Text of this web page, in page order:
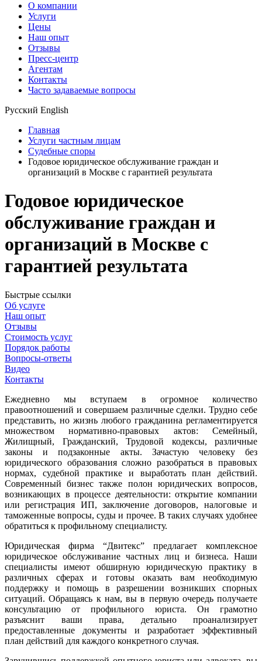
О компании
Услуги
Цены
Наш опыт
Отзывы
Пресс-центр
Агентам
Контакты
Часто задаваемые вопросы
Русский English
Главная
Услуги частным лицам
Судебные споры
Годовое юридическое обслуживание граждан и
организаций в Москве с гарантией результата
Годовое юридическое
обслуживание граждан и
организаций в Москве с
гарантией результата
Быстрые ссылки
Об услуге
Наш опыт
Отзывы
Стоимость услуг
Порядок работы
Вопросы-ответы
Видео
Контакты
Ежедневно мы вступаем в огромное количество
правоотношений и совершаем различные сделки. Трудно себе
представить, но жизнь любого гражданина регламентируется
множеством нормативно-правовых актов: Семейный,
Жилищный, Гражданский, Трудовой кодексы, различные
законы и подзаконные акты. Зачастую человеку без
юридического образования сложно разобраться в правовых
нормах, судебной практике и выработать план действий.
Современный бизнес также полон юридических вопросов,
возникающих в процессе деятельности: открытие компании
или регистрация ИП, заключение договоров, налоговые и
таможенные вопросы, суды и прочее. В таких случаях удобнее
обратиться к профильному специалисту.
Юридическая фирма “Двитекс” предлагает комплексное
юридическое обслуживание частных лиц и бизнеса. Наши
специалисты имеют обширную юридическую практику в
различных сферах и готовы оказать вам необходимую
поддержку и помощь в разрешении возникших спорных
ситуаций. Обращаясь к нам, вы в первую очередь получаете
консультацию от профильного юриста. Он грамотно
разъяснит ваши права, детально проанализирует
предоставленные документы и разработает эффективный
план действий для каждого конкретного случая.